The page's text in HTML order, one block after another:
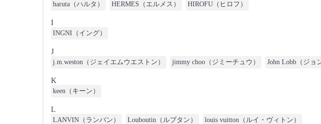
haruta（ハルタ） HERMES（エルメス） HIROFU（ヒロフ）
I
INGNI（イング）
J
j.m.weston（ジェイエムウエストン） jimmy choo（ジミーチュウ） John Lobb（ジョ
K
keen（キーン）
L
LANVIN（ランバン） Louboutin（ルブタン） louis vuitton（ルイ・ヴィトン）